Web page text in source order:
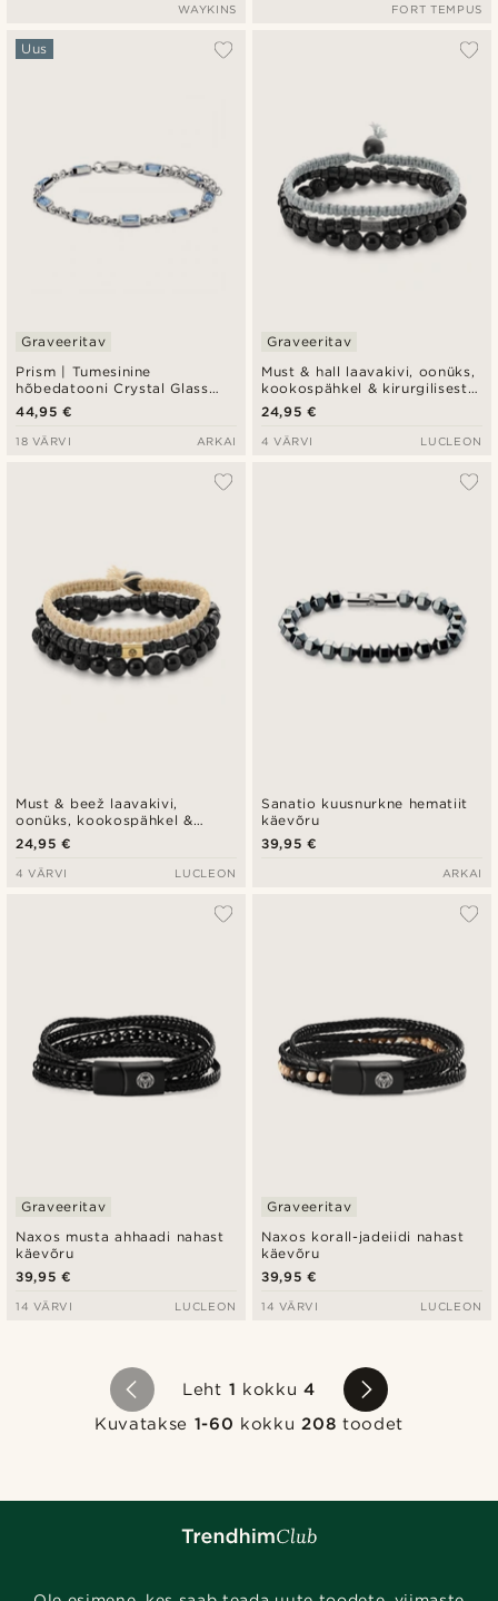
WAYKINS FORT TEMPUS
Prism | Tumesinine
hõbedatooni Crystal Glass
vääriskiviga käevõru
Uus
Graveeritav
44,95 €
18 VÄRVI ARKAI
Must & hall laavakivi, oonüks,
kookospähkel & kirurgilisest
terasest käevõru komplekt
Graveeritav
24,95 €
4 VÄRVI LUCLEON
Must & beež laavakivi,
oonüks, kookospähkel &
kullatooni teras käevõru
komplekt
24,95 €
4 VÄRVI LUCLEON
Sanatio kuusnurkne hematiit
käevõru
39,95 €
ARKAI
Naxos musta ahhaadi nahast
käevõru
Graveeritav
39,95 €
14 VÄRVI LUCLEON
Naxos korall-jadeiidi nahast
käevõru
Graveeritav
39,95 €
14 VÄRVI LUCLEON
Leht 1 kokku4
Kuvatakse 1-60 kokku208 toodet